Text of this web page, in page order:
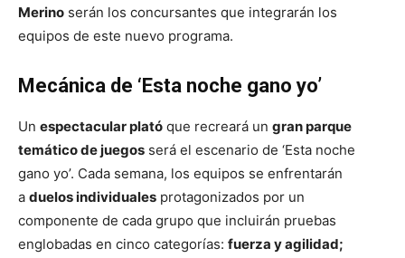
Merino serán los concursantes que integrarán los
equipos de este nuevo programa.
Mecánica de ‘Esta noche gano yo’
Un espectacular plató que recreará un gran parque
temático de juegos será el escenario de ‘Esta noche
gano yo’. Cada semana, los equipos se enfrentarán
a duelos individuales protagonizados por un
componente de cada grupo que incluirán pruebas
englobadas en cinco categorías: fuerza y agilidad;